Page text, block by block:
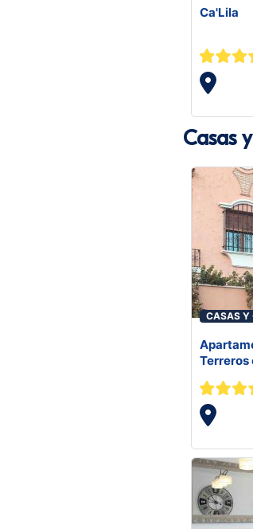
Ca'Lila
Casas
CASAS Y
Terreros